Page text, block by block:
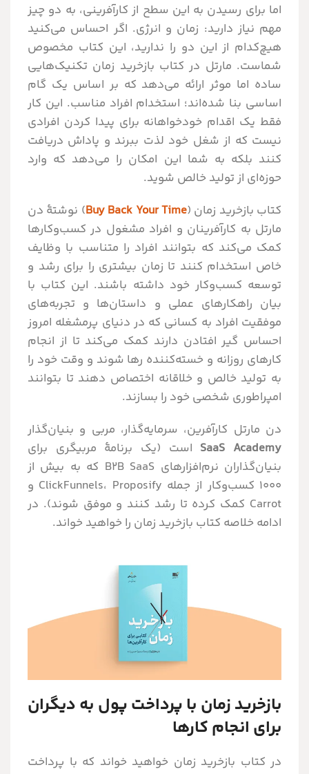
اما برای رسیدن به این سطح از کارآفرینی، به دو چیز
مهم نیاز دارید: زمان و انرژی. اگر احساس می‌کنید
هیچ‌کدام از این دو را ندارید، این کتاب مخصوص
شماست. مارتل در کتاب بازخرید زمان تکنیک‌هایی
ساده اما موثر ارائه می‌دهد که بر اساس یک گام
اساسی بنا شده‌اند؛ استخدام افراد مناسب. این کار
فقط یک اقدام خودخواهانه برای پیدا کردن افرادی
نیست که از شغل خود لذت ببرند و پاداش دریافت
کنند بلکه به شما این امکان را می‌دهد که وارد
حوزه‌ای از تولید خالص شوید.
کتاب بازخرید زمان (Buy Back Your Time) نوشتۀ دن
مارتل به کارآفرینان و افراد مشغول در کسب‌وکارها
کمک می‌کند که بتوانند افراد را متناسب با وظایف
خاص استخدام کنند تا زمان بیشتری را برای رشد و
توسعه کسب‌وکار خود داشته باشند. این کتاب با
بیان راهکارهای عملی و داستان‌ها و تجربه‌های
موفقیت افراد به کسانی که در دنیای پرمشغله امروز
احساس گیر افتادن دارند کمک می‌کند تا از انجام
کارهای روزانه و خسته‌کننده رها شوند و وقت خود را
به تولید خالص و خلاقانه اختصاص دهند تا بتوانند
امپراطوری شخصی خود را بسازند.
دن مارتل کارآفرین، سرمایه‌گذار، مربی و بنیان‌گذار
SaaS Academy است (یک برنامۀ مربیگری برای
بنیان‌گذاران نرم‌افزارهای B2B SaaS که به بیش از
۱۰۰۰ کسب‌وکار از جمله ClickFunnels، Proposify و
Carrot کمک کرده تا رشد کنند و موفق شوند). در
ادامه خلاصه کتاب بازخرید زمان را خواهید خواند.
بازخرید زمان با پرداخت پول به دیگران
برای انجام کارها
در کتاب بازخرید زمان خواهید خواند که با پرداخت